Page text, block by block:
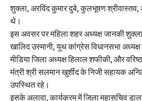
शुक्ला, अरविंद कुमार दुबे, कुलभूषण श्रीवास्तव,
थे।
इस अवसर पर महिला शहर अध्यक्ष जानकी
खालिद उस्मानी, युथ कांग्रेस विधानसभा अध्यक्ष
मीडिया जिला अध्यक्ष हिलाल शफीकी, और
मंत्री श्री सलमान खुर्शीद के निजी सहायक
उपस्थित रहे।
इसके अलावा, कार्यक्रम में जिला महासचिव